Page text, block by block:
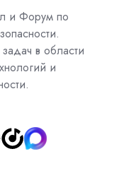
и Форум по
в области
и